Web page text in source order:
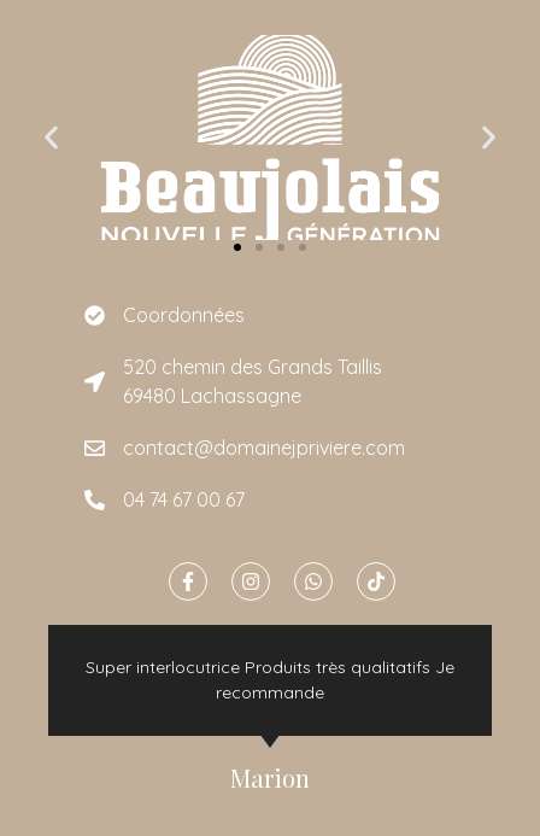
Coordonnées
520 chemin des Grands Taillis
69480 Lachassagne
contact@domainejpriviere.com
04 74 67 00 67
Super interlocutrice Produits très qualitatifs Je
recommande
Marion